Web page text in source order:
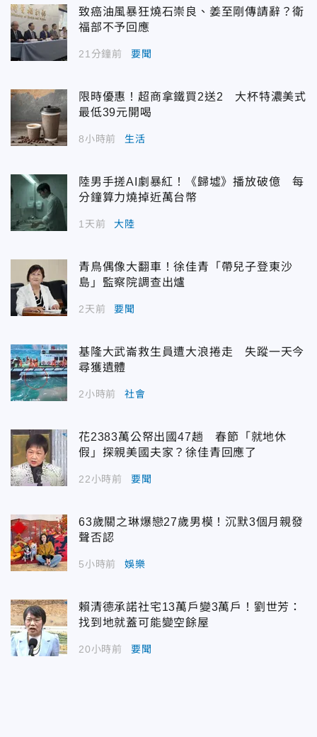
致癌油風暴狂燒石崇良、姜至剛傳請辭？衛
福部不予回應
21分鐘前 要聞
限時優惠！超商拿鐵買2送2 大杯特濃美式
最低39元開喝
8小時前 生活
陸男手搓AI劇暴紅！《歸墟》播放破億 每
分鐘算力燒掉近萬台幣
1天前 大陸
青鳥偶像大翻車！徐佳青「帶兒子登東沙
島」監察院調查出爐
2天前 要聞
基隆大武崙救生員遭大浪捲走 失蹤一天今
尋獲遺體
2小時前 社會
花2383萬公帑出國47趟 春節「就地休
假」探親美國夫家？徐佳青回應了
22小時前 要聞
63歲關之琳爆戀27歲男模！沉默3個月親發
聲否認
5小時前 娛樂
賴清德承諾社宅13萬戶變3萬戶！劉世芳：
找到地就蓋可能變空餘屋
20小時前 要聞